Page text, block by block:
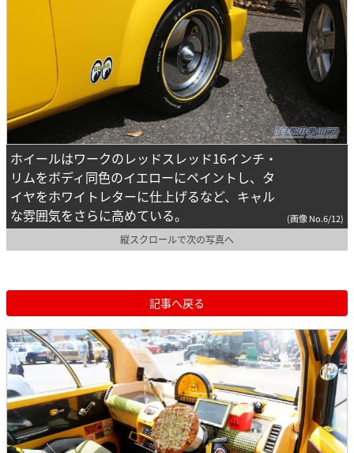
ホイールはワークのレッドスレッド16インチ・
リムをボディ同色のイエローにペイントし、タ
イヤをホワイトレターに仕上げるなど、キャル
な雰囲気をさらに高めている。
(画像 No.6/12)
縦スクロールで次の写真へ
記事へ戻る